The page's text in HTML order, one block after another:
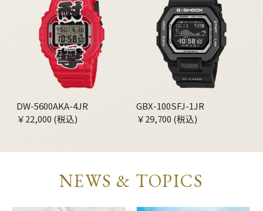
DW-5600AKA-4JR
￥22,000 (税込)
GBX-100SFJ-1JR
￥29,700 (税込)
NEWS & TOPICS